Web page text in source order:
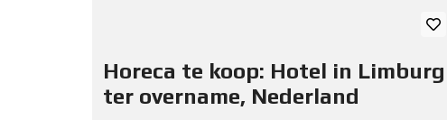
Horeca te koop: Hotel in Limburg
ter overname, Nederland